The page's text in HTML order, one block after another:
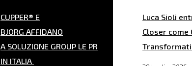
CUPPER® E
BJORG AFFIDANO
A SOLUZIONE GROUP LE PR
IN ITALIA
Luca Sioli
Closer come